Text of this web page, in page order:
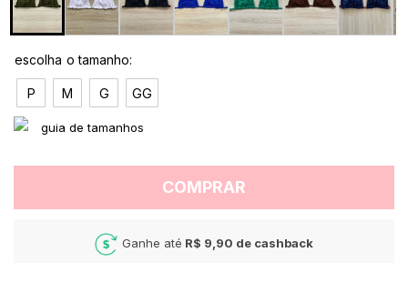
P M G GG
COMPRAR
Ganhe até R$ 9,90 de cashback